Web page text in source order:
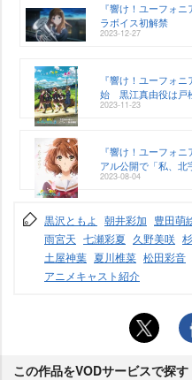
『響け！ユーフォ
ラボイス初解禁
2023-12-27
『響け！ユーフォ
始 黒江真由役は戸
2023-11-23
『響け！ユーフォ
アル公開で「私、北
2023-08-04
黒沢ともよ 朝井彩加 豊田萌
雨宮天 七瀬彩夏 久野美咲
土屋神葉 夏川椎菜 松田彩音
アニメキャスト紹介
この作品をVODサービスで探す